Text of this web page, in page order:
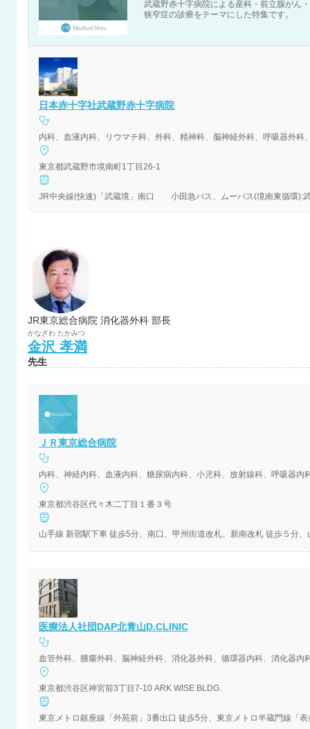
武蔵野赤十字病院による産科・前立腺がん
狭窄症の診療をテーマにした特集です。
日本赤十字社武蔵野赤十字病院
内科、血液内科、リウマチ科、外科、精神科、脳神経外科、呼吸器外
東京都武蔵野市境南町1丁目26-1
JR中央線(快速)「武蔵境」南口 小田急バス、ムーバス(境南東循環):
JR東京総合病院 消化器外科 部長
かなざわ たかみつ
金沢 孝満
先生
ＪＲ東京総合病院
内科、神経内科、血液内科、糖尿病内科、小児科、放射線科、呼吸器
東京都渋谷区代々木二丁目１番３号
山手線 新宿駅下車 徒歩5分、南口、甲州街道改札、新南改札 徒歩５分
医療法人社団DAP北青山D.CLINIC
血管外科、腫瘍外科、脳神経外科、消化器外科、循環器内科、消化器
東京都渋谷区神宮前3丁目7-10 ARK WISE BLDG.
東京メトロ銀座線「外苑前」3番出口 徒歩5分、東京メトロ半蔵門線「